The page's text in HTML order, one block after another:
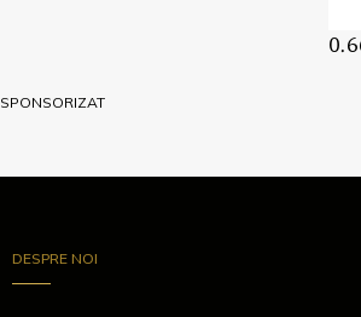
SPONSORIZAT
DESPRE NOI